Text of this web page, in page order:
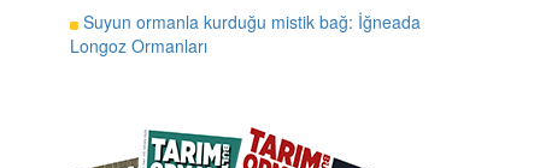
Suyun ormanla kurduğu mistik bağ: İğneada
Longoz Ormanları